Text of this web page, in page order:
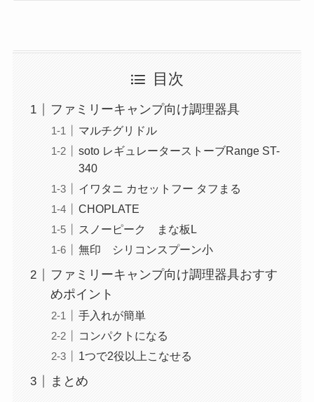
目次
ファミリーキャンプ向け調理器具
マルチグリドル
soto レギュレーターストーブRange ST-
340
イワタニ カセットフー タフまる
CHOPLATE
スノーピーク まな板L
無印 シリコンスプーン小
ファミリーキャンプ向け調理器具おすす
めポイント
手入れが簡単
コンパクトになる
1つで2役以上こなせる
まとめ